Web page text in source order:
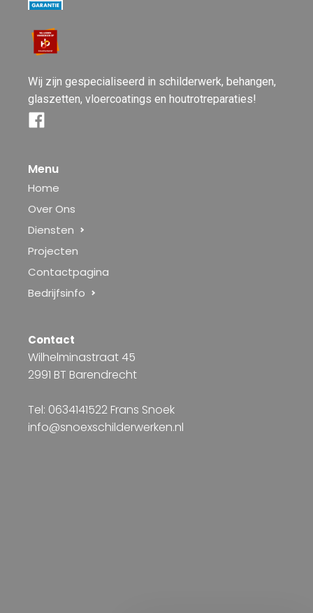
Wij zijn gespecialiseerd in schilderwerk, behangen,
glaszetten, vloercoatings en houtrotreparaties!
Menu
Home
Over Ons
Diensten
Projecten
Contactpagina
Bedrijfsinfo
Contact
Wilhelminastraat 45
2991 BT Barendrecht
Tel: 0634141522 Frans Snoek
info@snoexschilderwerken.nl